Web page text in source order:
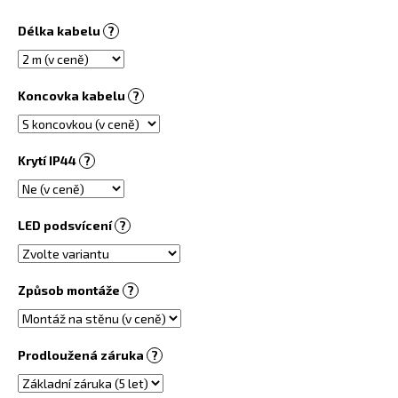
Délka kabelu ?
Koncovka kabelu ?
Krytí IP44 ?
LED podsvícení ?
Způsob montáže ?
Prodloužená záruka ?
u
e
e
OBRAZOVÝ
TOPNÝ
INFRAPANEL
360W
MOTIV
Č.
90
6
730
Kč